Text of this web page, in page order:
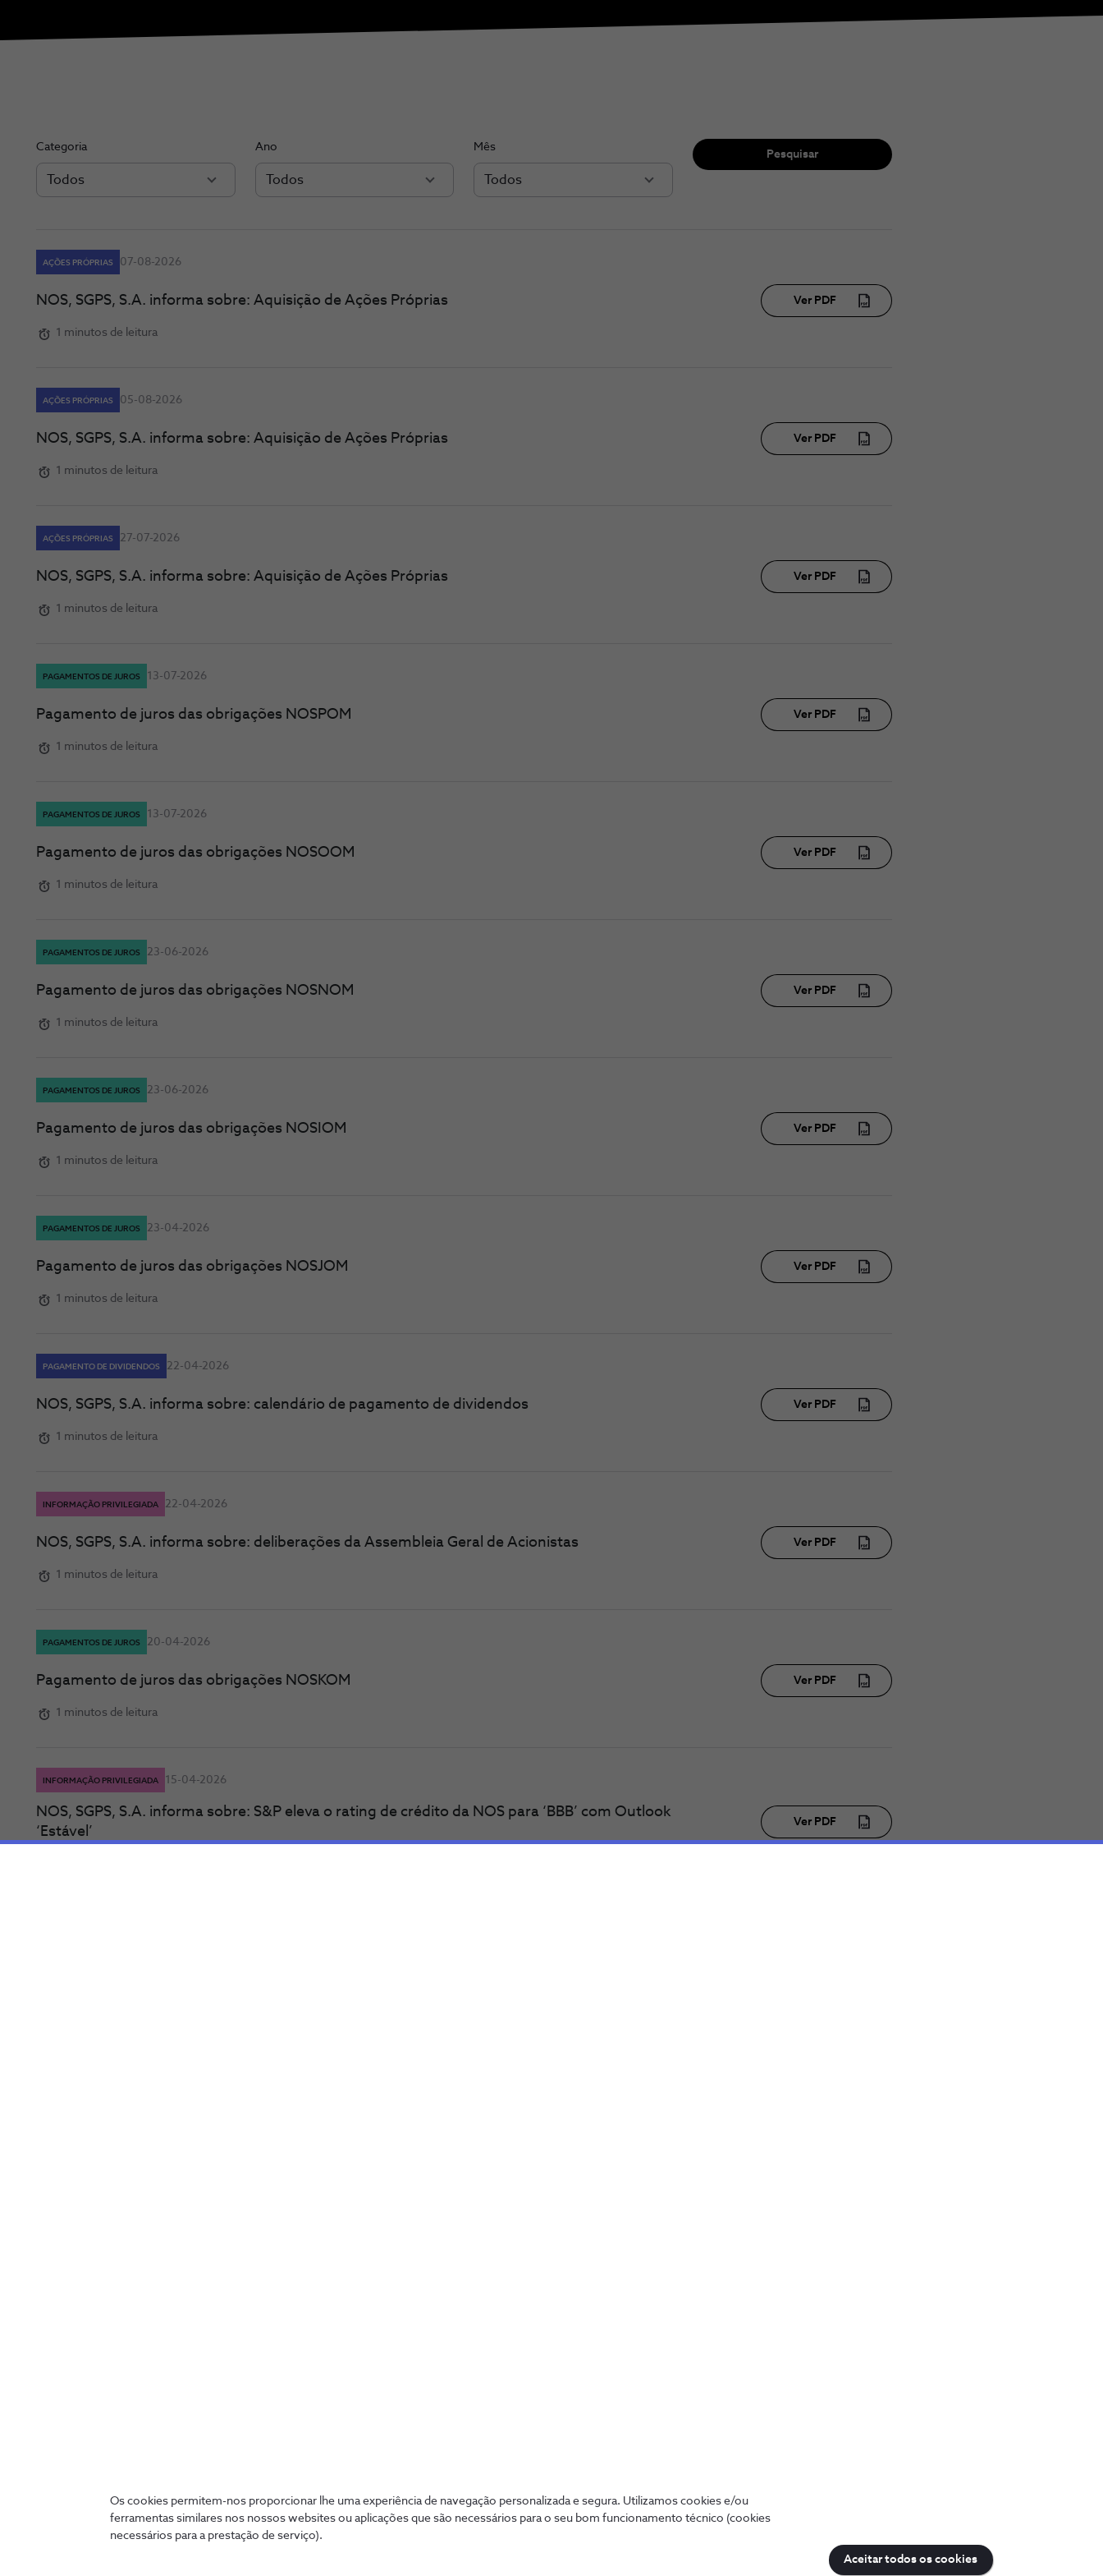
Os cookies permitem-nos proporcionar lhe uma experiência de navegação personalizada e segura. Utilizamos cookies e/ou
ferramentas similares nos nossos websites ou aplicações que são necessários para o seu bom funcionamento técnico (cookies
necessários para a prestação de serviço).
Aceitar todos os cookies
Categoria
Todos
Ano
Todos
Mês
Todos
Pesquisar
AÇÕES PRÓPRIAS 07-08-2026
NOS, SGPS, S.A. informa sobre: Aquisição de Ações Próprias Ver PDF
1 minutos de leitura
AÇÕES PRÓPRIAS 05-08-2026
NOS, SGPS, S.A. informa sobre: Aquisição de Ações Próprias Ver PDF
1 minutos de leitura
AÇÕES PRÓPRIAS 27-07-2026
NOS, SGPS, S.A. informa sobre: Aquisição de Ações Próprias Ver PDF
1 minutos de leitura
PAGAMENTOS DE JUROS 13-07-2026
Pagamento de juros das obrigações NOSPOM Ver PDF
1 minutos de leitura
PAGAMENTOS DE JUROS 13-07-2026
Pagamento de juros das obrigações NOSOOM Ver PDF
1 minutos de leitura
PAGAMENTOS DE JUROS 23-06-2026
Pagamento de juros das obrigações NOSNOM Ver PDF
1 minutos de leitura
PAGAMENTOS DE JUROS 23-06-2026
Pagamento de juros das obrigações NOSIOM Ver PDF
1 minutos de leitura
PAGAMENTOS DE JUROS 23-04-2026
Pagamento de juros das obrigações NOSJOM Ver PDF
1 minutos de leitura
PAGAMENTO DE DIVIDENDOS 22-04-2026
NOS, SGPS, S.A. informa sobre: calendário de pagamento de dividendos Ver PDF
1 minutos de leitura
INFORMAÇÃO PRIVILEGIADA 22-04-2026
NOS, SGPS, S.A. informa sobre: deliberações da Assembleia Geral de Acionistas Ver PDF
1 minutos de leitura
PAGAMENTOS DE JUROS 20-04-2026
Pagamento de juros das obrigações NOSKOM Ver PDF
1 minutos de leitura
INFORMAÇÃO PRIVILEGIADA 15-04-2026
NOS, SGPS, S.A. informa sobre: S&P eleva o rating de crédito da NOS para ‘BBB’ com Outlook
‘Estável’
Ver PDF
Pagamento de juros das obrigações NOSIOM